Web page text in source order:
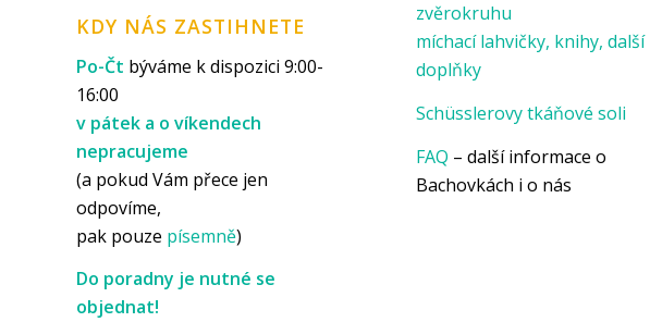
KDY NÁS ZASTIHNETE
Po-Čt býváme k dispozici 9:00-
16:00
v pátek a o víkendech
nepracujeme
(a pokud Vám přece jen
odpovíme,
pak pouze písemně)
Do poradny je nutné se
objednat!
zvěrokruhu
míchací lahvičky, knihy, další
doplňky
Schüsslerovy tkáňové soli
FAQ – další informace o
Bachovkách i o nás